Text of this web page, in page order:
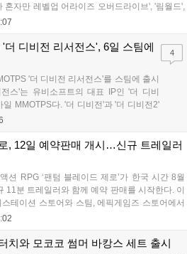
혼자만 레벨업 어라이즈 오버드라이브', '림월드',
울브스', '팰월드' 등 인기 타이틀을 최대 90% 할
가 적립 혜택도 받을 수 있으며, 자세한 내용은
어에서 확인 가능합니다....
더 디비전 리서전스', 6일 스팀에
'더 디비전 리서전스'를 스팀에 출시
스'는 유비소프트의 대표 IP인 '더 디비
일 MMOTPS다. '더 디비전'과 '더 디비전2'
하고 있으며, 완전히 새로운 독립형 스토
4
, 12일 예약판매 개시…신규 트레일러
션 RPG ‘팬텀 블레이드 제로’가 한국 시간 8월
11분 트레일러와 함께 예약 판매를 시작한다. 이
테이션 스토어와 스팀, 에픽게임즈 스토어에서
게임은 10월 29일 정식 출시될 예정이다. 언리
드 환경을 특징으로 한다....
치와 모코코 썸머 바캉스 세트 출시